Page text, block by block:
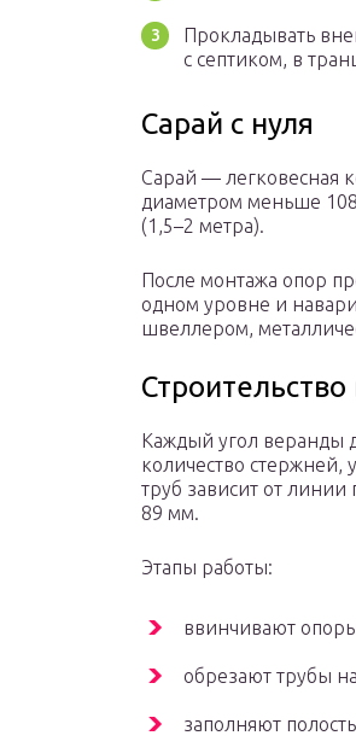
Прокладывать
с септиком, в
Сарай с нуля
Сарай — легковесная
диаметром меньше
(1,5–2 метра).
После монтажа опор
одном уровне и
швеллером,
Каждый угол веранды
количество
труб зависит от
89 мм.
Этапы работы:
ввинчивают
обрезают трубы
заполняют